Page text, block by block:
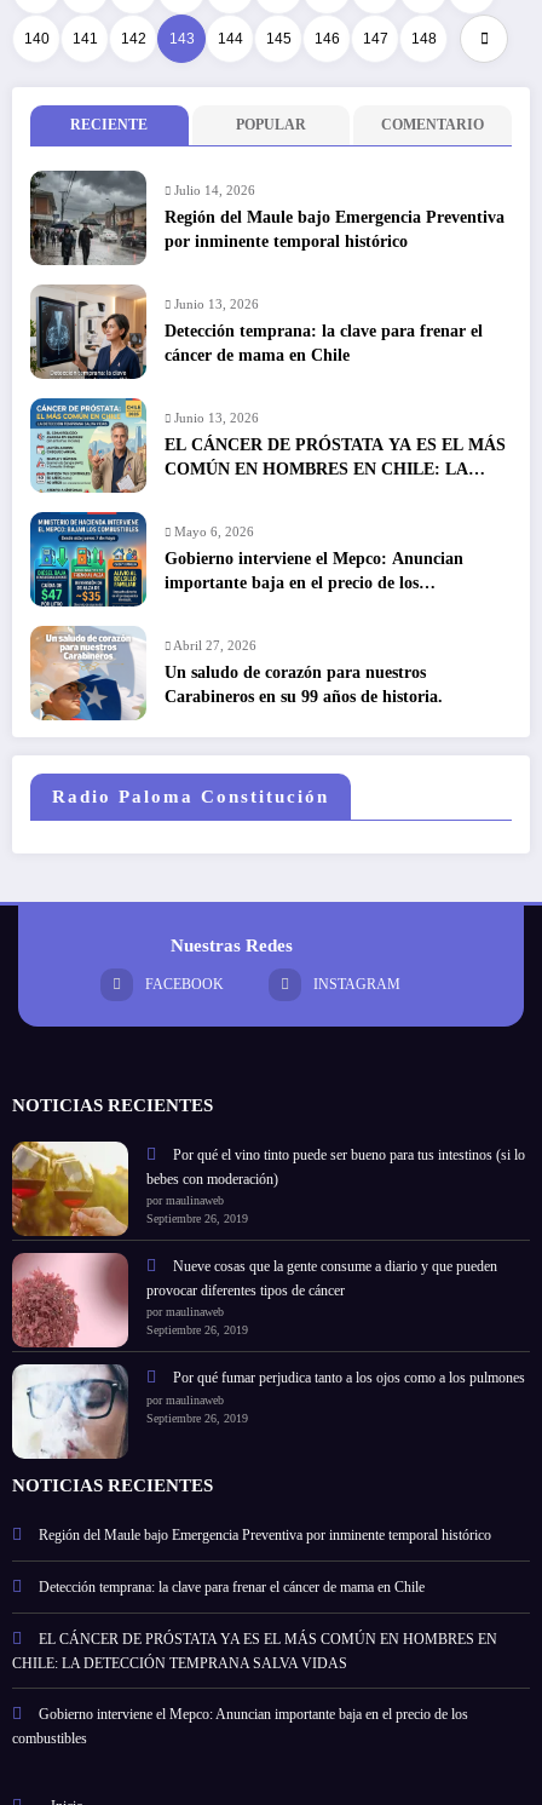
140 141 142 143 144 145 146 147 148
RECIENTE POPULAR COMENTARIO
Julio 14, 2026
Región del Maule bajo Emergencia Preventiva
por inminente temporal histórico
Junio 13, 2026
Detección temprana: la clave para frenar el
cáncer de mama en Chile
Junio 13, 2026
EL CÁNCER DE PRÓSTATA YA ES EL MÁS
COMÚN EN HOMBRES EN CHILE: LA
Mayo 6, 2026
Gobierno interviene el Mepco: Anuncian
importante baja en el precio de los
Abril 27, 2026
Un saludo de corazón para nuestros
Carabineros en su 99 años de historia.
Radio Paloma Constitución
Nuestras Redes
FACEBOOK INSTAGRAM
NOTICIAS RECIENTES
Por qué el vino tinto puede ser bueno para tus intestinos (si lo
bebes con moderación)
por maulinaweb
Septiembre 26, 2019
Nueve cosas que la gente consume a diario y que pueden
provocar diferentes tipos de cáncer
por maulinaweb
Septiembre 26, 2019
Por qué fumar perjudica tanto a los ojos como a los pulmones
por maulinaweb
Septiembre 26, 2019
NOTICIAS RECIENTES
Región del Maule bajo Emergencia Preventiva por inminente temporal histórico
Detección temprana: la clave para frenar el cáncer de mama en Chile
EL CÁNCER DE PRÓSTATA YA ES EL MÁS COMÚN EN HOMBRES EN
CHILE: LA DETECCIÓN TEMPRANA SALVA VIDAS
Gobierno interviene el Mepco: Anuncian importante baja en el precio de los
combustibles